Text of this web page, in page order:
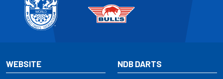
WEBSITE NDB DARTS